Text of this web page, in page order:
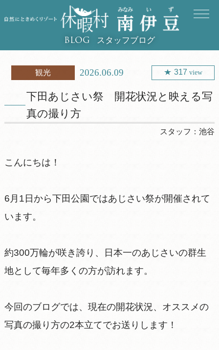
BLOG スタッフブログ
観光 2026.06.09 317 view
下田あじさい祭 開花状況と映える写
真の撮り方
スタッフ：池谷
こんにちは！
6月1日から下田公園ではあじさい祭が開催されて
います。
約300万輪が咲き誇り、日本一のあじさいの群生
地として毎年多くの方が訪れます。
今回のブログでは、現在の開花状況、オススメの
写真の撮り方の2本立てでお送りします！